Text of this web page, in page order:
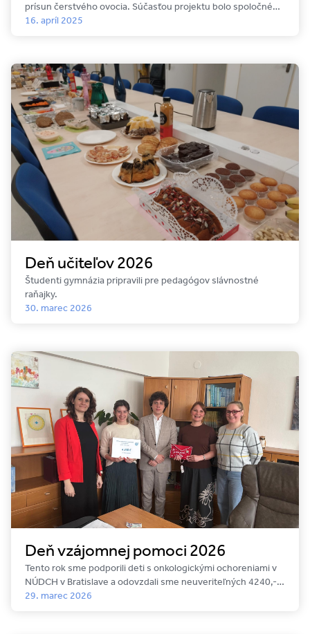
prísun čerstvého ovocia. Súčasťou projektu bolo spoločné
sadenie ríbezľu ;)
16. apríl 2025
Deň učiteľov 2026
Študenti gymnázia pripravili pre pedagógov slávnostné
raňajky.
30. marec 2026
Deň vzájomnej pomoci 2026
Tento rok sme podporili deti s onkologickými ochoreniami v
NÚDCH v Bratislave a odovzdali sme neuveriteľných 4240,-
€. Všetkým darcom, zamestnancom, žiakom a rodičom z
29. marec 2026